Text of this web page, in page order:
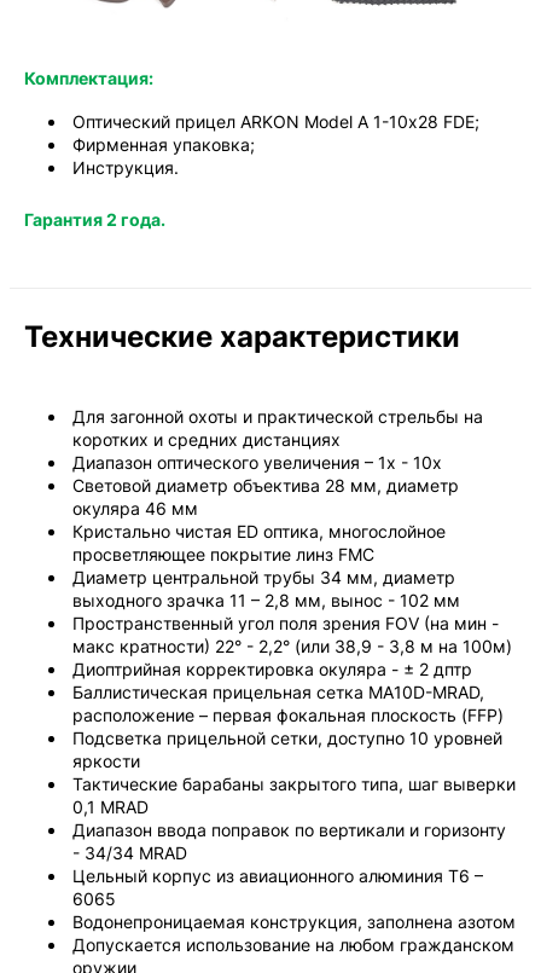
Комплектация:
Оптический прицел ARKON Model A 1-10х28 FDE;
Фирменная упаковка;
Инструкция.
Гарантия 2 года.
Технические характеристики
Для загонной охоты и практической стрельбы на
коротких и средних дистанциях
Диапазон оптического увеличения – 1х - 10х
Световой диаметр объектива 28 мм, диаметр
окуляра 46 мм
Кристально чистая ED оптика, многослойное
просветляющее покрытие линз FMC
Диаметр центральной трубы 34 мм, диаметр
выходного зрачка 11 – 2,8 мм, вынос - 102 мм
Пространственный угол поля зрения FOV (на мин -
макс кратности) 22° - 2,2° (или 38,9 - 3,8 м на 100м)
Диоптрийная корректировка окуляра - ± 2 дптр
Баллистическая прицельная сетка MA10D-MRAD,
расположение – первая фокальная плоскость (FFP)
Подсветка прицельной сетки, доступно 10 уровней
яркости
Тактические барабаны закрытого типа, шаг выверки
0,1 MRAD
Диапазон ввода поправок по вертикали и горизонту
- 34/34 MRAD
Цельный корпус из авиационного алюминия Т6 –
6065
Водонепроницаемая конструкция, заполнена азотом
Допускается использование на любом гражданском
оружии